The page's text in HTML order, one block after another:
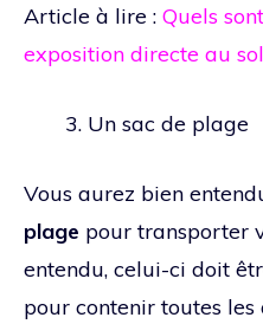
Article à lire : Quels
exposition directe au
Un sac de plage
Vous aurez bien
plage pour transporter
entendu, celui-ci doit
pour contenir toutes